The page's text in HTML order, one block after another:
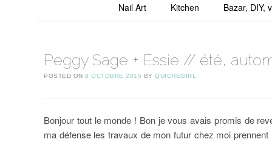
Nail Art Kitchen Bazar, DIY,
Peggy Sage + Essie // été,
POSTED ON8 OCTOBRE 2015 BYQUICHEGIRL
Bonjour tout le monde ! Bon je vous avais promis de
ma défense les travaux de mon futur chez moi